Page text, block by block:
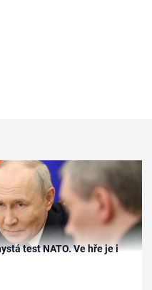
test NATO. Ve hře je i